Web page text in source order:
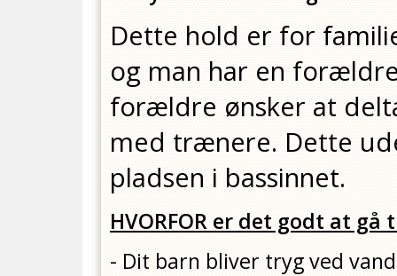
Dette hold er for
og man har en
forældre ønsker at
med trænere. Dette
pladsen i bassinnet.
HVORFOR er det godt at
- Dit barn bliver tryg ved vand